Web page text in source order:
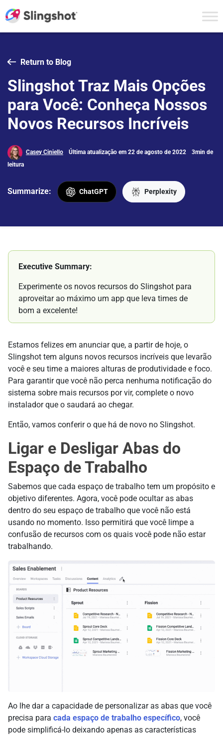
Return to Blog
Slingshot Traz Mais Opções
para Você: Conheça Nossos
Novos Recursos Incríveis
Casey Ciniello Última atualização em 22 de agosto de 2022
3min de
leitura
Summarize: ChatGPT Perplexity
Executive Summary:
Experimente os novos recursos do Slingshot para
aproveitar ao máximo um app que leva times de
bom a excelente!
Estamos felizes em anunciar que, a partir de hoje, o
Slingshot tem alguns novos recursos incríveis que levarão
você e seu time a maiores alturas de produtividade e foco.
Para garantir que você não perca nenhuma notificação do
sistema sobre mais recursos por vir, complete o novo
instalador que o saudará ao chegar.
Então, vamos conferir o que há de novo no Slingshot.
Ligar e Desligar Abas do
Espaço de Trabalho
Sabemos que cada espaço de trabalho tem um propósito e
objetivo diferentes. Agora, você pode ocultar as abas
dentro do seu espaço de trabalho que você não está
usando no momento. Isso permitirá que você limpe a
confusão de recursos com os quais você pode não estar
trabalhando.
Ao lhe dar a capacidade de personalizar as abas que você
precisa para cada espaço de trabalho específico, você
pode simplificá-lo deixando apenas as características